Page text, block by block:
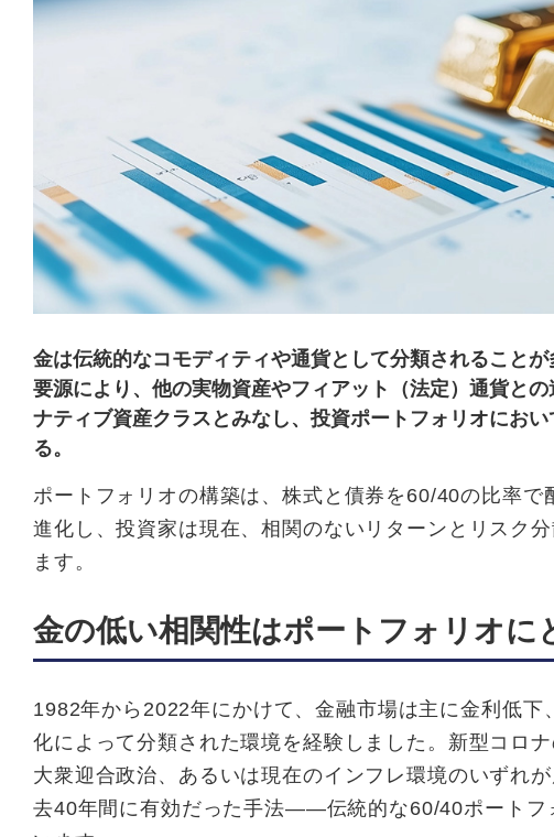
金は伝統的なコモディティや通貨として分類されること
要源により、他の実物資産やフィアット（法定）通貨と
ナティブ資産クラスとみなし、投資ポートフォリオにお
る。
ポートフォリオの構築は、株式と債券を60/40の⽐率
進化し、投資家は現在、相関のないリターンとリスク
ます。
金の低い相関性はポートフォリオに
1982年から2022年にかけて、金融市場は主に金利低
化によって分類された環境を経験しました。新型コロ
大衆迎合政治、あるいは現在のインフレ環境のいずれ
去40年間に有効だった手法――伝統的な60/40ポート